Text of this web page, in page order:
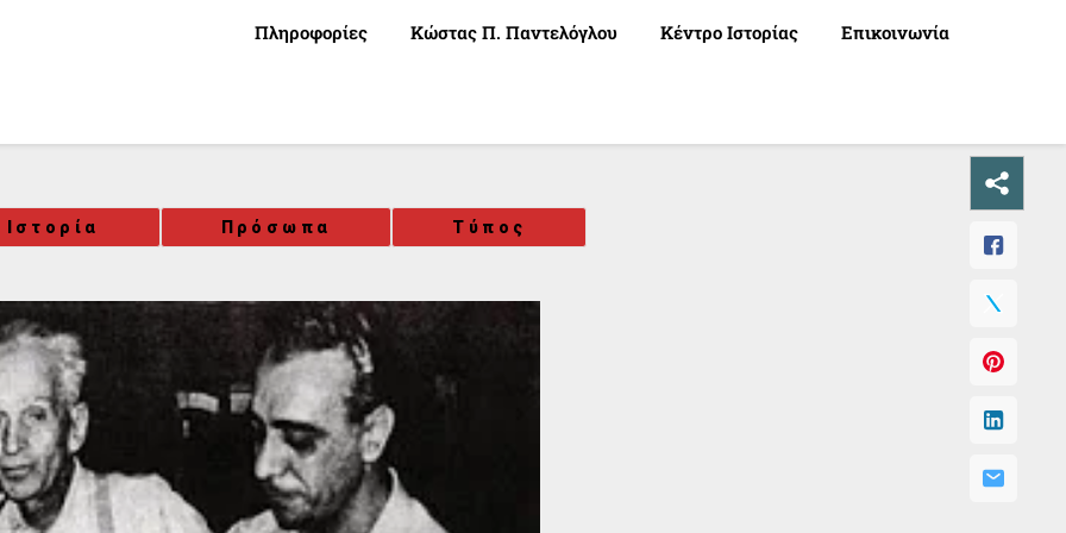
Πληροφορίες Κώστας Π. Παντελόγλου Κέντρο Ιστορίας Επικοινωνία
Ιστορία Πρόσωπα Τύπος